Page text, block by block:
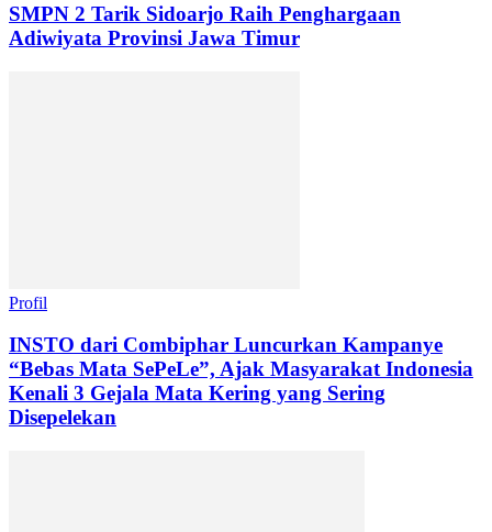
SMPN 2 Tarik Sidoarjo Raih Penghargaan
Adiwiyata Provinsi Jawa Timur
Profil
INSTO dari Combiphar Luncurkan Kampanye
“Bebas Mata SePeLe”, Ajak Masyarakat Indonesia
Kenali 3 Gejala Mata Kering yang Sering
Disepelekan